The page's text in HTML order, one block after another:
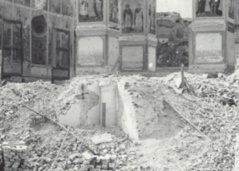
Главная Галерея Храмы-мученики
Свято-